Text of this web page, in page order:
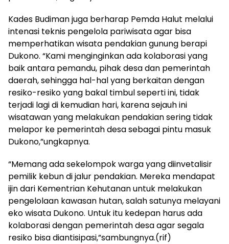
Kades Budiman juga berharap Pemda Halut melalui
intenasi teknis pengelola pariwisata agar bisa
memperhatikan wisata pendakian gunung berapi
Dukono. “Kami menginginkan ada kolaborasi yang
baik antara pemandu, pihak desa dan pemerintah
daerah, sehingga hal-hal yang berkaitan dengan
resiko-resiko yang bakal timbul seperti ini, tidak
terjadi lagi di kemudian hari, karena sejauh ini
wisatawan yang melakukan pendakian sering tidak
melapor ke pemerintah desa sebagai pintu masuk
Dukono,”ungkapnya.
“Memang ada sekelompok warga yang diinvetalisir
pemilik kebun di jalur pendakian. Mereka mendapat
ijin dari Kementrian Kehutanan untuk melakukan
pengelolaan kawasan hutan, salah satunya melayani
eko wisata Dukono. Untuk itu kedepan harus ada
kolaborasi dengan pemerintah desa agar segala
resiko bisa diantisipasi,”sambungnya.(rif)